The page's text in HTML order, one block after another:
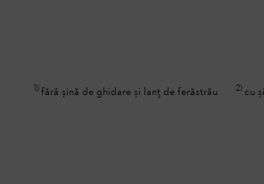
1)fără șină de ghidare și lanț de ferăstrău 2) cu